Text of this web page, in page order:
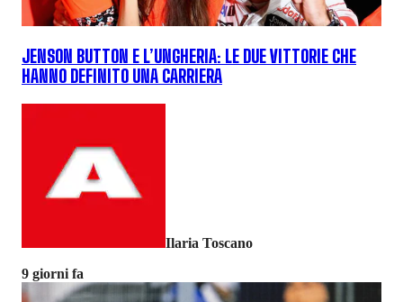
JENSON BUTTON E L’UNGHERIA: LE DUE VITTORIE CHE
HANNO DEFINITO UNA CARRIERA
Ilaria Toscano
9 giorni fa